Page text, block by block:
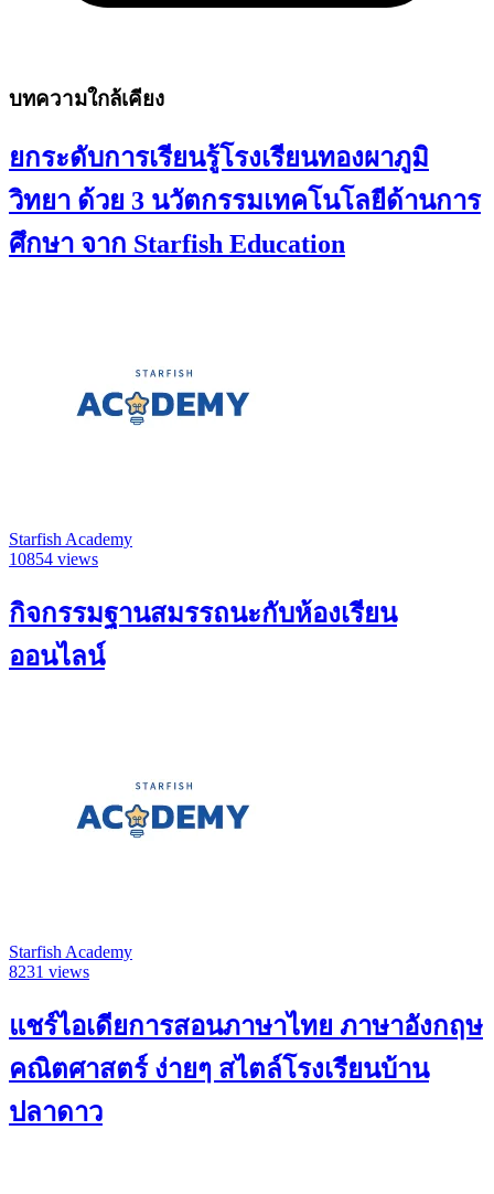
บทความใกล้เคียง
ยกระดับการเรียนรู้โรงเรียนทองผาภูมิ
วิทยา ด้วย 3 นวัตกรรมเทคโนโลยีด้านการ
ศึกษา จาก Starfish Education
Starfish Academy
10854 views
กิจกรรมฐานสมรรถนะกับห้องเรียน
ออนไลน์
Starfish Academy
8231 views
แชร์ไอเดียการสอนภาษาไทย ภาษาอังกฤษ
คณิตศาสตร์ ง่ายๆ สไตล์โรงเรียนบ้าน
ปลาดาว